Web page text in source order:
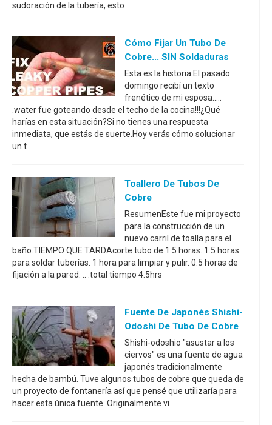
sudoración de la tubería, esto
Cómo Fijar Un Tubo De
Cobre... SIN Soldaduras
Esta es la historia:El pasado
domingo recibí un texto
frenético de mi esposa.....
.water fue goteando desde el techo de la cocina!!!¿Qué
harías en esta situación?Si no tienes una respuesta
inmediata, que estás de suerte.Hoy verás cómo solucionar
un t
Toallero De Tubos De
Cobre
ResumenEste fue mi proyecto
para la construcción de un
nuevo carril de toalla para el
baño.TIEMPO QUE TARDAcorte tubo de 1.5 horas. 1.5 horas
para soldar tuberías. 1 hora para limpiar y pulir. 0.5 horas de
fijación a la pared. .. .total tiempo 4.5hrs
Fuente De Japonés Shishi-
Odoshi De Tubo De Cobre
Shishi-odoshio "asustar a los
ciervos" es una fuente de agua
japonés tradicionalmente
hecha de bambú. Tuve algunos tubos de cobre que queda de
un proyecto de fontanería así que pensé que utilizaría para
hacer esta única fuente. Originalmente vi